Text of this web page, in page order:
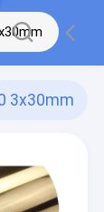
3x30mm